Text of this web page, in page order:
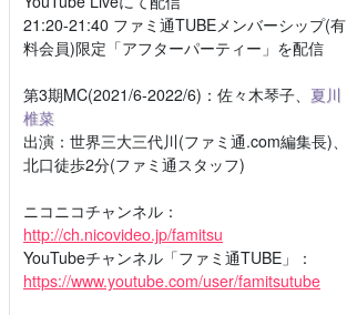
21:20-21:40 ファミ通TUBEメンバーシップ(有
料会員)限定「アフターパーティー」を配信
第3期MC(2021/6-2022/6)：佐々木琴子、 夏川
椎菜
出演：世界三大三代川(ファミ通.com編集長)、
北口徒歩2分(ファミ通スタッフ)
ニコニコチャンネル：
http://ch.nicovideo.jp/famitsu
YouTubeチャンネル「ファミ通TUBE」：
https://www.youtube.com/user/famitsutube